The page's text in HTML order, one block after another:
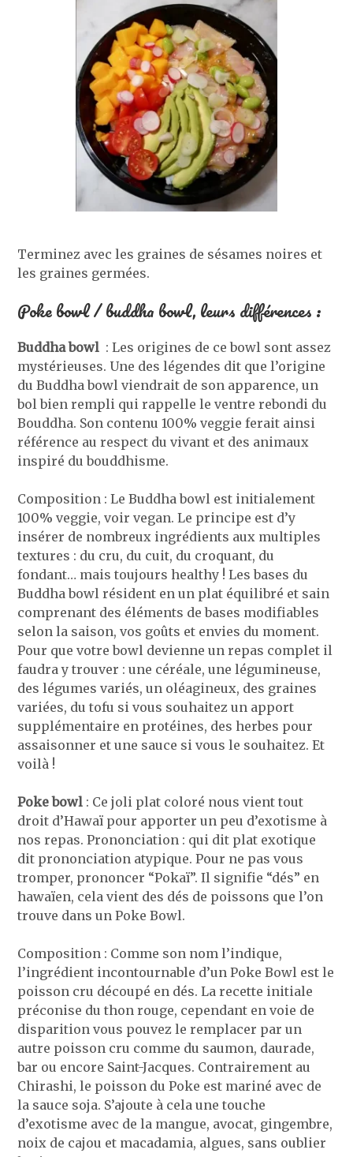
Terminez avec les graines de sésames noires et
les graines germées.
Poke bowl / buddha bowl, leurs différences :
Buddha bowl : Les origines de ce bowl sont assez
mystérieuses. Une des légendes dit que l’origine
du Buddha bowl viendrait de son apparence, un
bol bien rempli qui rappelle le ventre rebondi du
Bouddha. Son contenu 100% veggie ferait ainsi
référence au respect du vivant et des animaux
inspiré du bouddhisme.
Composition : Le Buddha bowl est initialement
100% veggie, voir vegan. Le principe est d’y
insérer de nombreux ingrédients aux multiples
textures : du cru, du cuit, du croquant, du
fondant… mais toujours healthy ! Les bases du
Buddha bowl résident en un plat équilibré et sain
comprenant des éléments de bases modifiables
selon la saison, vos goûts et envies du moment.
Pour que votre bowl devienne un repas complet il
faudra y trouver : une céréale, une légumineuse,
des légumes variés, un oléagineux, des graines
variées, du tofu si vous souhaitez un apport
supplémentaire en protéines, des herbes pour
assaisonner et une sauce si vous le souhaitez. Et
voilà !
Poke bowl : Ce joli plat coloré nous vient tout
droit d’Hawaï pour apporter un peu d’exotisme à
nos repas. Prononciation : qui dit plat exotique
dit prononciation atypique. Pour ne pas vous
tromper, prononcer “Pokaï”. Il signifie “dés” en
hawaïen, cela vient des dés de poissons que l’on
trouve dans un Poke Bowl.
Composition : Comme son nom l’indique,
l’ingrédient incontournable d’un Poke Bowl est le
poisson cru découpé en dés. La recette initiale
préconise du thon rouge, cependant en voie de
disparition vous pouvez le remplacer par un
autre poisson cru comme du saumon, daurade,
bar ou encore Saint-Jacques. Contrairement au
Chirashi, le poisson du Poke est mariné avec de
la sauce soja. S’ajoute à cela une touche
d’exotisme avec de la mangue, avocat, gingembre,
noix de cajou et macadamia, algues, sans oublier